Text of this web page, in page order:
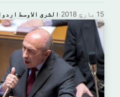
الشرق الاوسط · 15 مارچ 2018